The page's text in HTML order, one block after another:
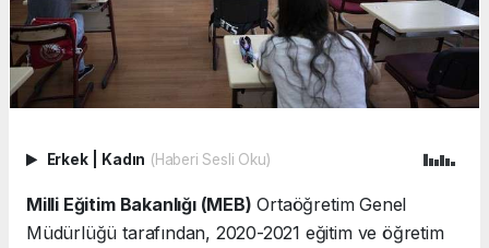
Erkek Kadın (Haberi Sesli Oku)
Milli Eğitim Bakanlığı (MEB) Ortaöğretim Genel
Müdürlüğü tarafından, 2020-2021 eğitim ve öğretim